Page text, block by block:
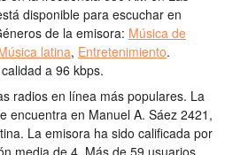
disponible para escuchar en
de la emisora: Música de
latina, Entretenimiento.
a 96 kbps.
radios en línea más populares. La
encuentra en Manuel A. Sáez 2421,
. La emisora ha sido calificada por
media de 4. Más de 59 usuarios